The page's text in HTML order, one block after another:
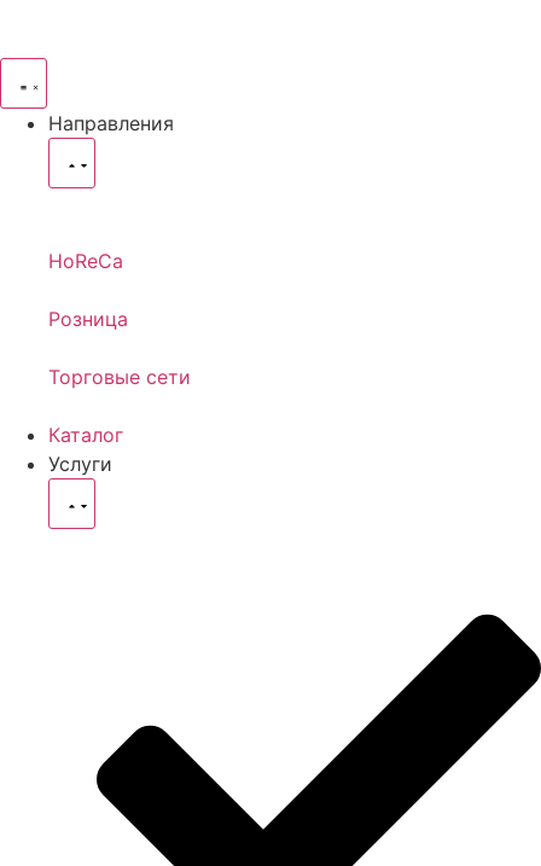
Направления
HoReCa
Розница
Торговые сети
Каталог
Услуги